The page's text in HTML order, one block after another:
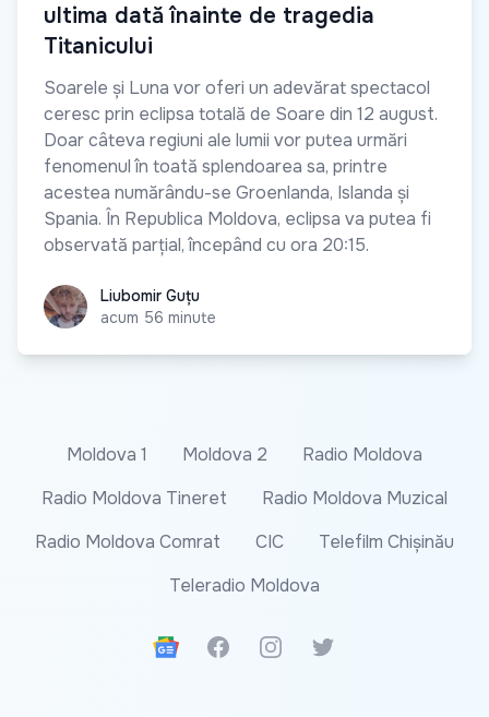
ultima dată înainte de tragedia
Titanicului
Soarele și Luna vor oferi un adevărat spectacol
ceresc prin eclipsa totală de Soare din 12 august.
Doar câteva regiuni ale lumii vor putea urmări
fenomenul în toată splendoarea sa, printre
acestea numărându-se Groenlanda, Islanda și
Spania. În Republica Moldova, eclipsa va putea fi
observată parțial, începând cu ora 20:15.
Liubomir Guțu
Liubomir Guțu
acum 56 minute
Moldova 1 Moldova 2
Radio Moldova
Radio Moldova Tineret
Radio Moldova Muzical
Radio Moldova Comrat
CIC
Telefilm Chișinău
Teleradio Moldova
Google News
FacebookInstagramTwitter